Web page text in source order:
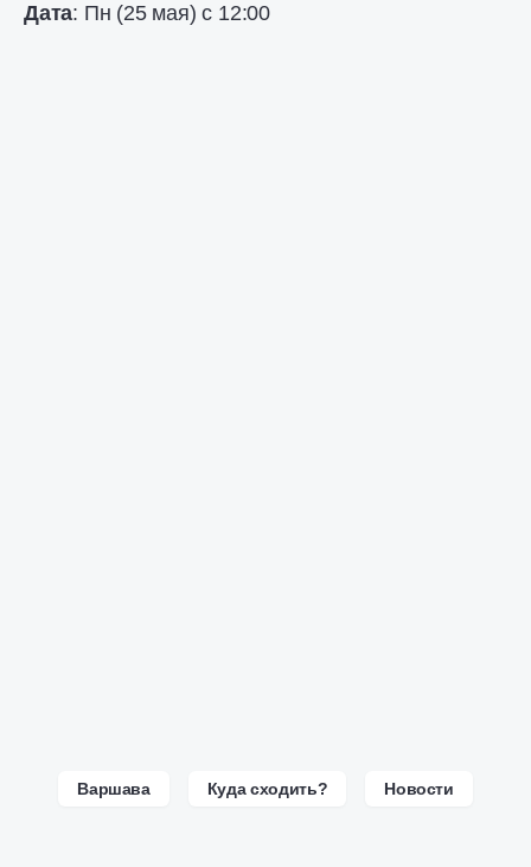
Дата: Пн (25 мая) с 12:00
Варшава Куда сходить? Новости